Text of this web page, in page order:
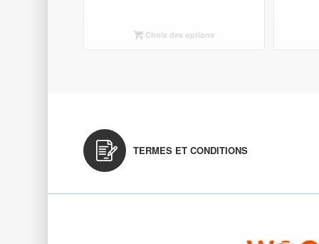
Choix des options
TERMES ET CONDITIONS